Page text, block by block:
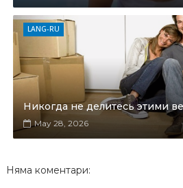
LANG-RU
Никогда не делитесь этими
May 28, 2026
Няма коментари: